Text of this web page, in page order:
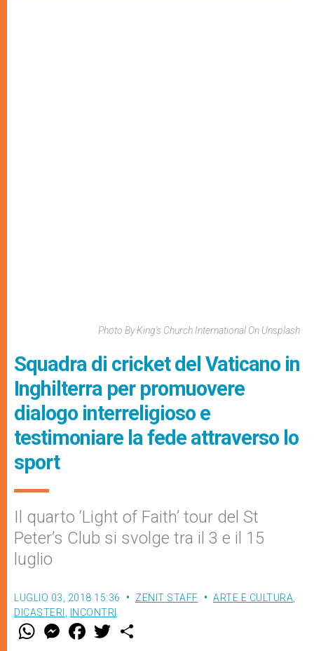
Photo By King's Church International On Unsplash
Squadra di cricket del Vaticano in
Inghilterra per promuovere
dialogo interreligioso e
testimoniare la fede attraverso lo
sport
Il quarto ‘Light of Faith’ tour del St
Peter’s Club si svolge tra il 3 e il 15
luglio
LUGLIO 03, 2018 15:36 ZENIT STAFF ARTE E CULTURA
DICASTERI
INCONTRI
W M
e
F
a w